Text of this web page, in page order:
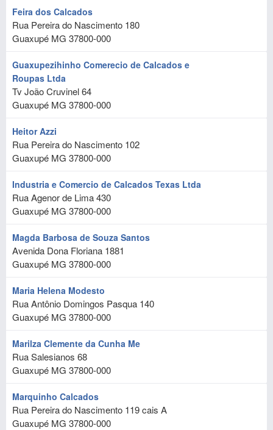
Feira dos Calcados
Rua Pereira do Nascimento 180
Guaxupé MG 37800-000
Guaxupezihinho Comerecio de Calcados e
Roupas Ltda
Tv João Cruvinel 64
Guaxupé MG 37800-000
Heitor Azzi
Rua Pereira do Nascimento 102
Guaxupé MG 37800-000
Industria e Comercio de Calcados Texas Ltda
Rua Agenor de Lima 430
Guaxupé MG 37800-000
Magda Barbosa de Souza Santos
Avenida Dona Floriana 1881
Guaxupé MG 37800-000
Maria Helena Modesto
Rua Antônio Domingos Pasqua 140
Guaxupé MG 37800-000
Marilza Clemente da Cunha Me
Rua Salesianos 68
Guaxupé MG 37800-000
Marquinho Calcados
Rua Pereira do Nascimento 119 cais A
Guaxupé MG 37800-000